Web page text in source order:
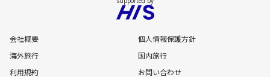
会社概要
個人情報保護方針
海外旅行
国内旅行
利用規約
お問い合わせ